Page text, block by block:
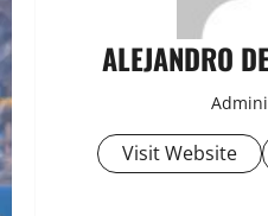
ALEJANDRO
Visit Website